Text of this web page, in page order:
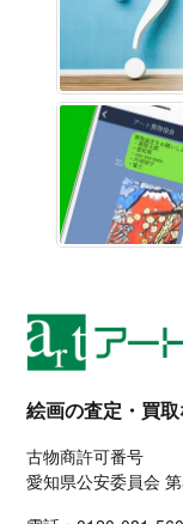
絵画の査定・買
古物商許可番号
愛知県公安委員会